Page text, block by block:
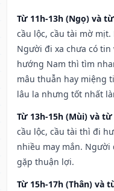
Từ 11h-13h (Ngọ) và
cầu lộc, cầu tài mờ
Người đi xa chưa có
hướng Nam thì tìm
mâu thuẫn hay miệng
lâu la nhưng tốt nhất
Từ 13h-15h (Mùi) và từ
cầu lộc, cầu tài thì đi
nhiều may mắn. Người
gặp thuận lợi.
Từ 15h-17h (Thân) và